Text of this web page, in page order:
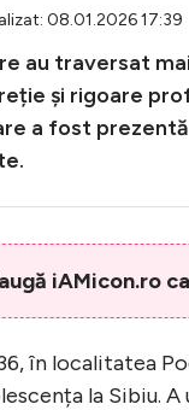
08.01.2026 17:39
au traversat
și rigoare
a fost
iAMicon.ro
în localitatea
la Sibiu.